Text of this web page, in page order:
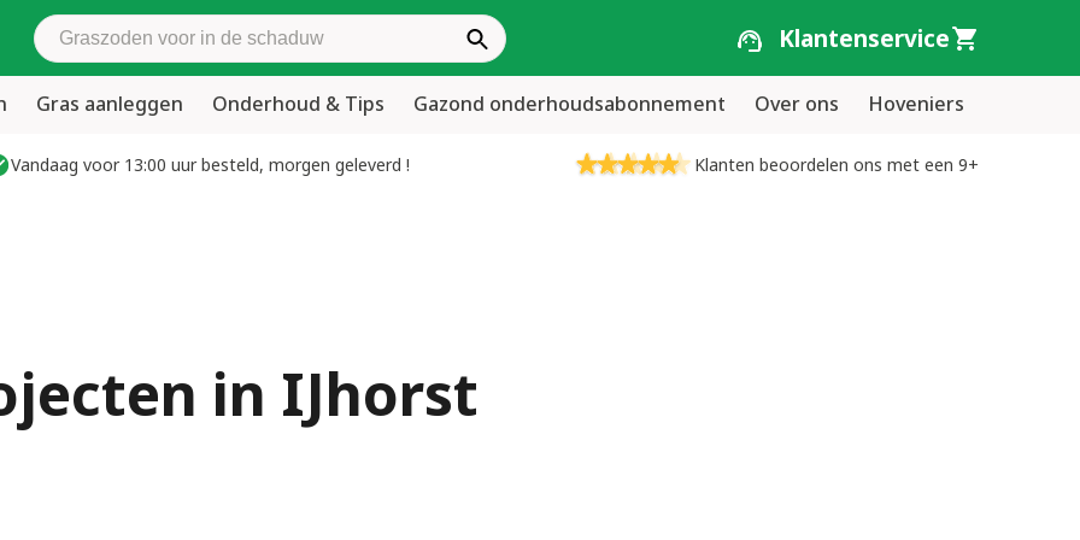
Zoek graszoden Klantenservice
Gras aanleggen Onderhoud & Tips Gazond onderhoudsabonnement Over ons Hoveniers
Vandaag voor 13:00 uur besteld, morgen geleverd ! Klanten beoordelen ons met een 9+
in IJhorst